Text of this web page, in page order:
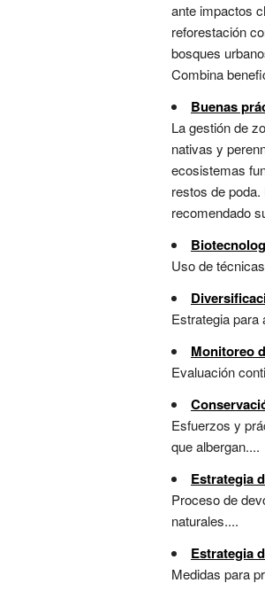
ante impactos
reforestación
bosques
Combina
Buenas
La gestión de
nativas y
ecosistemas
restos de
recomendado
Uso de
Estrategia para
Monitoreo
Evaluación
Esfuerzos y
que albergan....
Estrategia
Proceso de
naturales....
Estrategia
Medidas para